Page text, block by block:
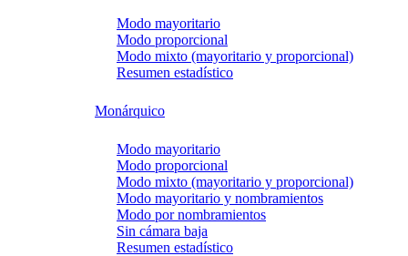
Modo mayoritario
Modo proporcional
Modo mixto (mayoritario y proporcional)
Resumen estadístico
Monárquico
Modo mayoritario
Modo proporcional
Modo mixto (mayoritario y proporcional)
Modo mayoritario y nombramientos
Modo por nombramientos
Sin cámara baja
Resumen estadístico